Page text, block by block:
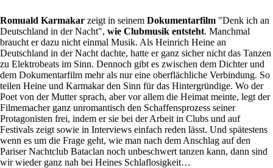
Romuald Karmakar zeigt in seinem Dokumentarfilm "Denk ich an
Deutschland in der Nacht", wie Clubmusik entsteht. Manchmal
braucht er dazu nicht einmal Musik. Als Heinrich Heine an
Deutschland in der Nacht dachte, hatte er ganz sicher nicht das Tanzen
zu Elektrobeats im Sinn. Dennoch gibt es zwischen dem Dichter und
dem Dokumentarfilm mehr als nur eine oberflächliche Verbindung. So
teilen Heine und Karmakar den Sinn für das Hintergründige. Wo der
Poet von der Mutter sprach, aber vor allem die Heimat meinte, legt der
Filmemacher ganz unromantisch den Schaffensprozess seiner
Protagonisten frei, indem er sie bei der Arbeit in Clubs und auf
Festivals zeigt sowie in Interviews einfach reden lässt. Und spätestens
wenn es um die Frage geht, wie man nach dem Anschlag auf den
Pariser Nachtclub Bataclan noch unbeschwert tanzen kann, dann sind
wir wieder ganz nah bei Heines Schlaflosigkeit…